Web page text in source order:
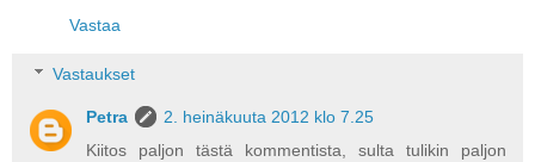
Vastaa
Vastaukset
Petra
2. heinäkuuta 2012 klo 7.25
Kiitos paljon tästä kommentista, sulta tulikin paljon